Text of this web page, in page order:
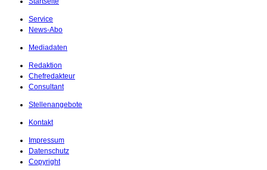
Service
News-Abo
Mediadaten
Redaktion
Chefredakteur
Consultant
Stellenangebote
Kontakt
Impressum
Datenschutz
Copyright